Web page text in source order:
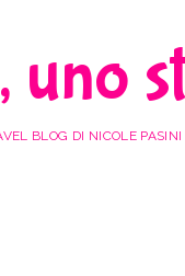
uno
BLOG DI NICOLE PASINI